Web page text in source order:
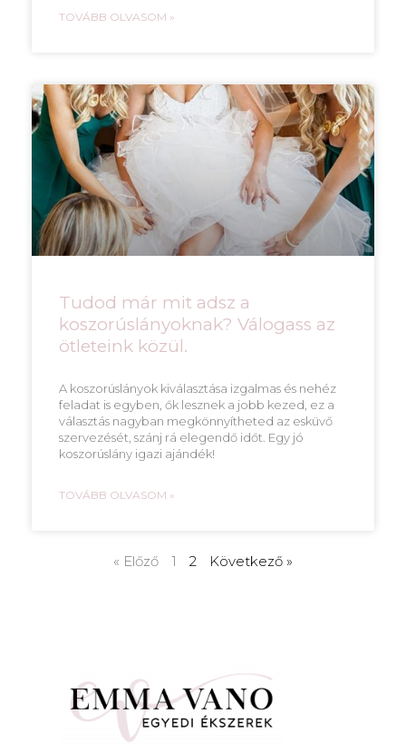
TOVÁBB OLVASOM »
Tudod már mit adsz a
koszorúslányoknak? Válogass az
ötleteink közül.
A koszorúslányok kiválasztása izgalmas és nehéz
feladat is egyben, ők lesznek a jobb kezed, ez a
választás nagyban megkönnyítheted az esküvő
szervezését, szánj rá elegendő időt. Egy jó
koszorúslány igazi ajándék!
TOVÁBB OLVASOM »
« Előző 1 2 Következő »